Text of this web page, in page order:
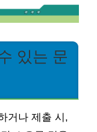
있는 문
거나 제출 시,